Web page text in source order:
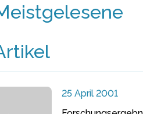
25 April 2001